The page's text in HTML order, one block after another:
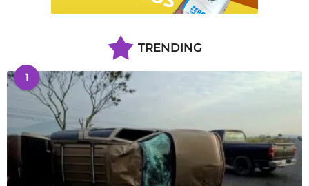
TRENDING
1